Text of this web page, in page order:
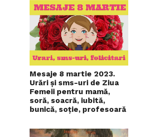
Mesaje 8 martie 2023.
Urări și sms-uri de Ziua
Femeii pentru mamă,
soră, soacră, iubită,
bunică, soție, profesoară